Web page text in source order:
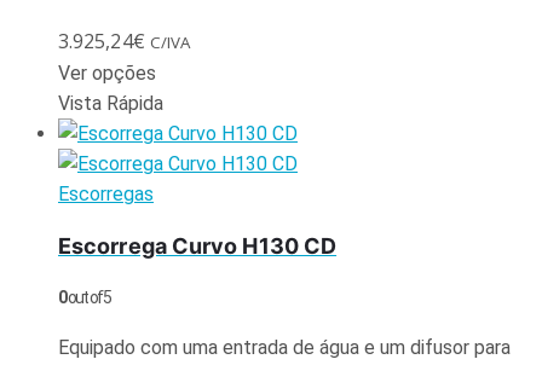
3.925,24€ C/IVA
Ver opções
Vista Rápida
Escorregas
Escorrega Curvo H130 CD
0out of 5
Equipado com uma entrada de água e um difusor para